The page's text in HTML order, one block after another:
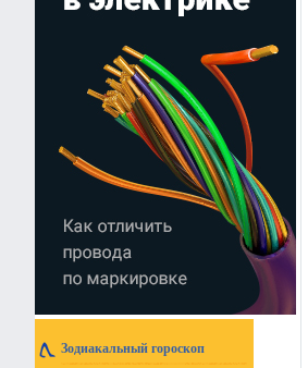
Зодиакальный гороскоп